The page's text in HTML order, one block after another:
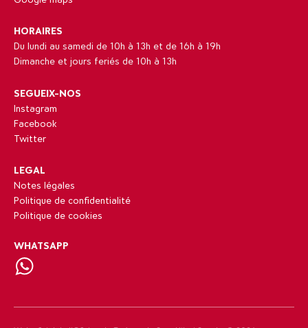
HORAIRES
Du lundi au samedi de 10h à 13h et de 16h à 19h
Dimanche et jours feriés de 10h à 13h
SEGUEIX-NOS
Instagram
Facebook
Twitter
LEGAL
Notes légales
Politique de confidentialité
Politique de cookies
WHATSAPP